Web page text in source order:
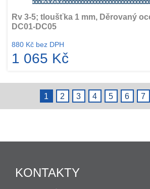
Rv 3-5; tloušťka 1 mm, Děrovaný
DC01-DC05
880 Kč bez DPH
1 065 Kč
1 2 3 4 5 6 7
KONTAKTY